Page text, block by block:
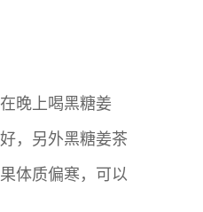
晚上喝黑糖姜
，另外黑糖姜茶
体质偏寒，可以